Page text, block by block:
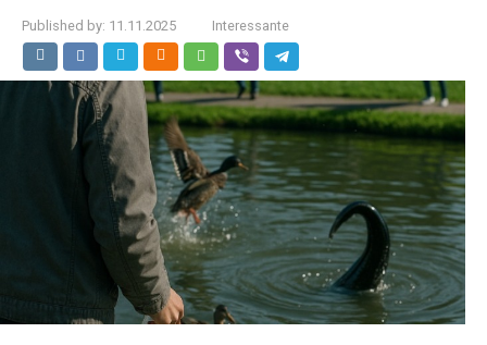
Published by: 11.11.2025 Interessante